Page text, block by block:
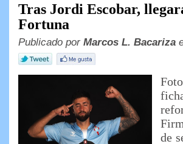
Tras Jordi Escobar,
Fortuna
Publicado por Marcos L. Bacariza
de